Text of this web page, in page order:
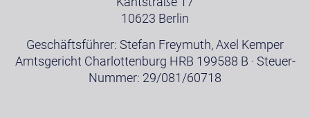
10623 Berlin
Geschäftsführer: Stefan Freymuth, Axel Kemper
Amtsgericht Charlottenburg HRB 199588 B · Steuer-
Nummer: 29/081/60718